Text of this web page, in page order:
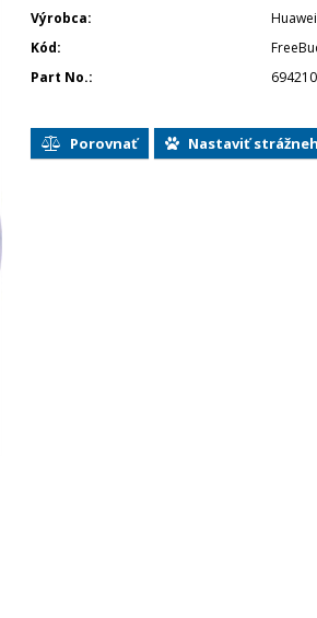
Výrobca
Kód
Part No.
Porovnať Nastaviť